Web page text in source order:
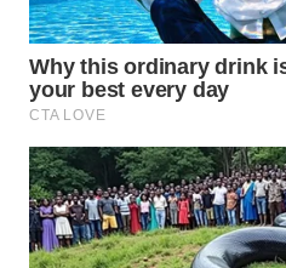
KALTENG
WN
KALTARA
WN
KALSEL
WN